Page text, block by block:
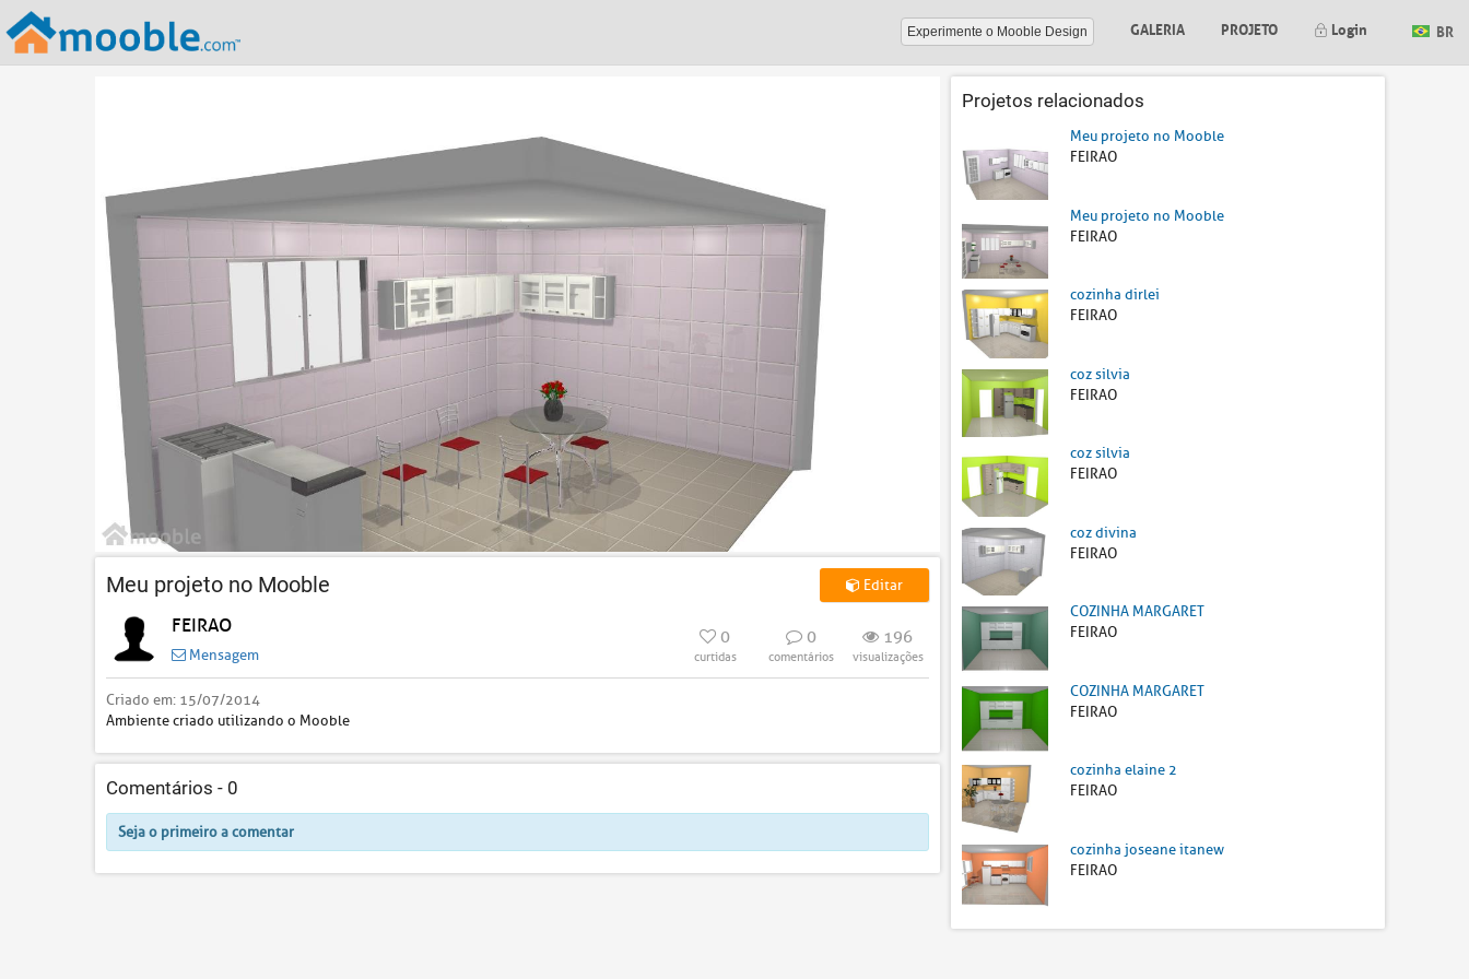
Experimente o Mooble Design GALERIA PROJETO Login BR
Meu projeto no Mooble Editar
FEIRAO
Mensagem
0
curtidas
0
comentários
196
visualizações
Criado em: 15/07/2014
Ambiente criado utilizando o Mooble
Comentários - 0
Seja o primeiro a comentar
Projetos relacionados
Meu projeto no Mooble
FEIRAO
Meu projeto no Mooble
FEIRAO
cozinha dirlei
FEIRAO
coz silvia
FEIRAO
coz silvia
FEIRAO
coz divina
FEIRAO
COZINHA MARGARET
FEIRAO
COZINHA MARGARET
FEIRAO
cozinha elaine 2
FEIRAO
cozinha joseane itanew
FEIRAO